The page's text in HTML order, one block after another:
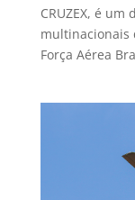
CRUZEX, é
multinacionais
Força Aérea